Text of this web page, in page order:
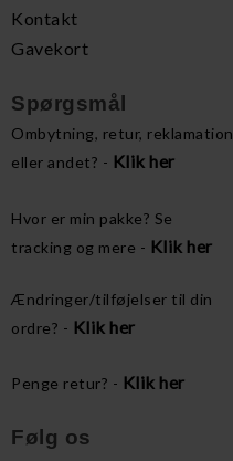
Kontakt
Gavekort
Spørgsmål
Ombytning, retur, reklamation
eller andet? - Klik her
Hvor er min pakke? Se
tracking og mere - Klik her
Ændringer/tilføjelser til din
ordre? - Klik her
Penge retur? - Klik her
Følg os